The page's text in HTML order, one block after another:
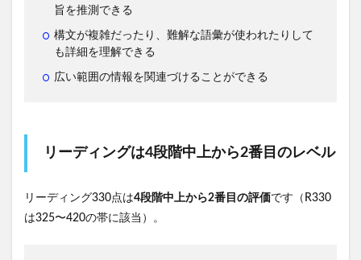
旨を推測できる
構文が複雑だったり、難解な語彙が使われたりして
も詳細を理解できる
広い範囲の情報を関連づけることができる
リーディングは4段階中上から2番目のレベル
リーディング330点は4段階中上から2番目の評価です（R330
は325〜420の帯に該当）。